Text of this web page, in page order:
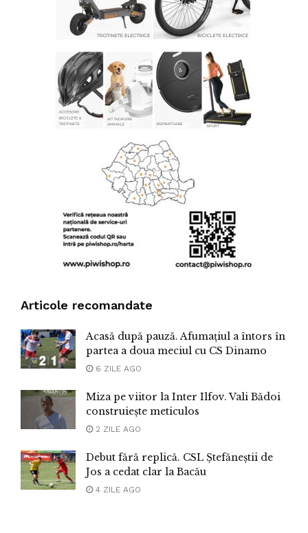
Articole recomandate
Acasă după pauză. Afumațiul a întors în
partea a doua meciul cu CS Dinamo
6 ZILE AGO
Miza pe viitor la Inter Ilfov. Vali Bădoi
construiește meticulos
2 ZILE AGO
Debut fără replică. CSL Ștefăneștii de
Jos a cedat clar la Bacău
4 ZILE AGO